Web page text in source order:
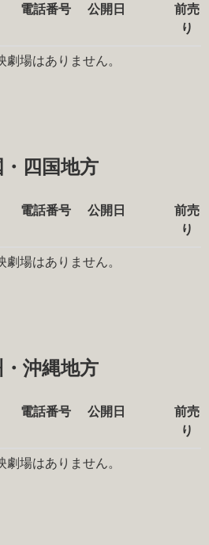
電話番号 公開日
前売
り
劇場はありません。
四国地方
電話番号 公開日
前売
り
劇場はありません。
沖縄地方
電話番号 公開日
前売
り
劇場はありません。